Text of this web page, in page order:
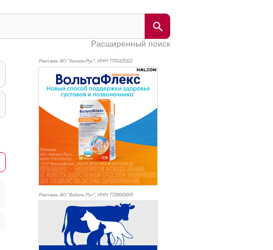
Расширенный поиск
Реклама. АО "Хелеон Рус", ИНН 7703105112
Реклама. АО "Видаль Рус", ИНН 7728043605